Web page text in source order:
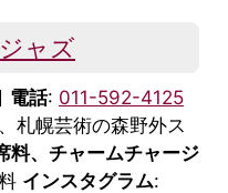
ャズ
電話: 011-592-4125
札幌芸術の森野外ス
料、チャームチャージ
インスタグラム: